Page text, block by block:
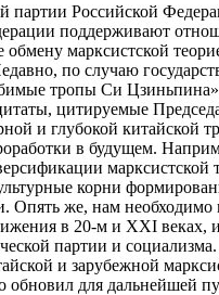
Российской
поддерживают
марксистской
по случаю
тропы Си Цзиньпина»
цитируемые
и глубокой китайской
в будущем.
марксистской
корни
же, нам необходимо
в 20-м и XXI веках,
партии и
и зарубежной
обновил для дальнейшей